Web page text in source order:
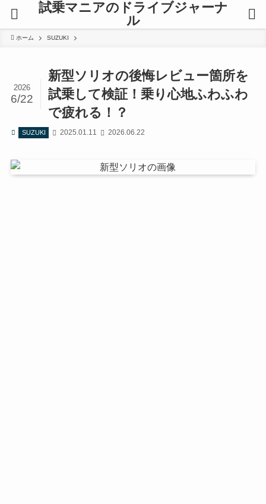
試乗マニアのドライブジャーナ
ル
ホーム SUZUKI
新型ソリオの後悔レビュー箇所を
試乗して検証！乗り心地ふわふわ
で疲れる！？
2026
6/22
SUZUKI 2025.01.11 2026.06.22